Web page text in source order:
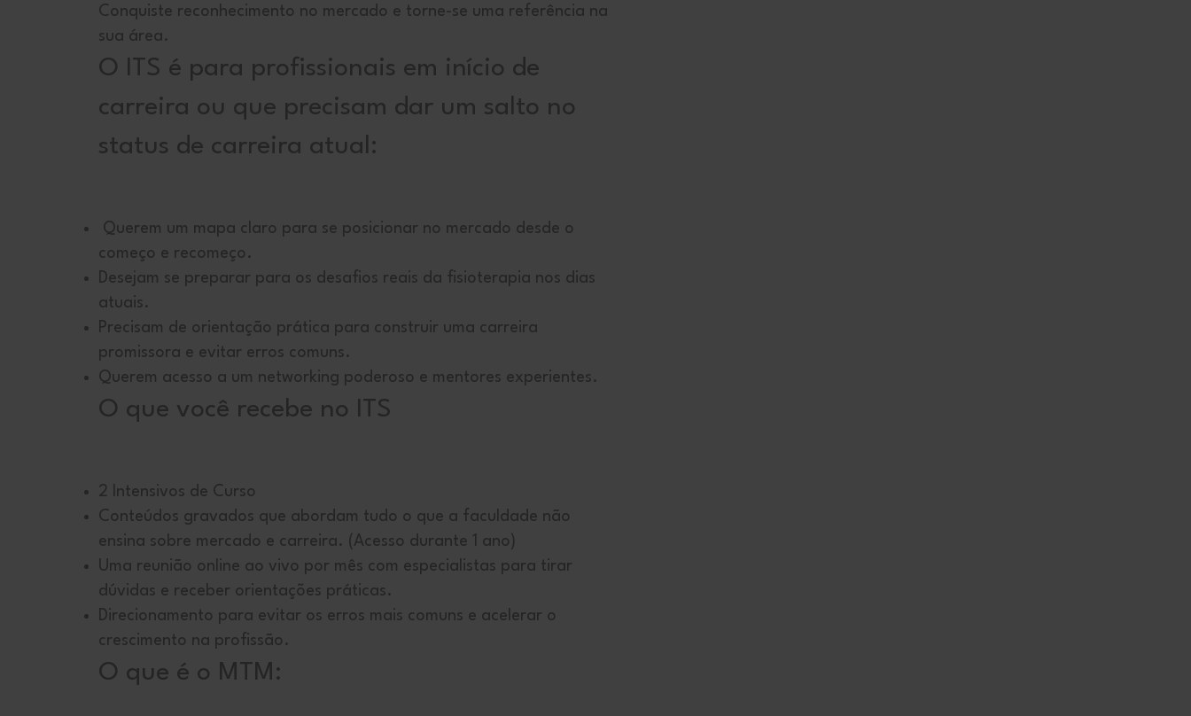
Conquiste reconhecimento no mercado e torne-se uma referência na
sua área.
O ITS é para profissionais em início de
carreira ou que precisam dar um salto no
status de carreira atual:
Querem um mapa claro para se posicionar no mercado desde o
começo e recomeço.
Desejam se preparar para os desafios reais da fisioterapia nos dias
atuais.
Precisam de orientação prática para construir uma carreira
promissora e evitar erros comuns.
Querem acesso a um networking poderoso e mentores experientes.
O que você recebe no ITS
2 Intensivos de Curso
Conteúdos gravados que abordam tudo o que a faculdade não
ensina sobre mercado e carreira. (Acesso durante 1 ano)
Uma reunião online ao vivo por mês com especialistas para tirar
dúvidas e receber orientações práticas.
Direcionamento para evitar os erros mais comuns e acelerar o
crescimento na profissão.
O que é o MTM: